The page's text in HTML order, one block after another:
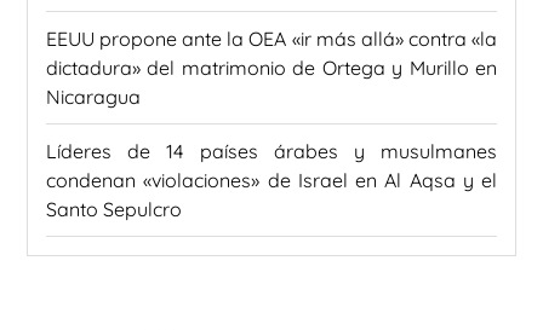
EEUU propone ante la OEA «ir más allá» contra «la
dictadura» del matrimonio de Ortega y Murillo en
Nicaragua
Líderes de 14 países árabes y musulmanes
condenan «violaciones» de Israel en Al Aqsa y el
Santo Sepulcro